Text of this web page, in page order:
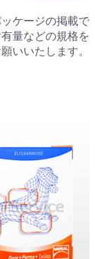
ケージの掲載で
量などの規格を
いいたします。